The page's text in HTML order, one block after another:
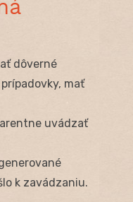
dôverné
mať
uvádzať
k zavádzaniu.